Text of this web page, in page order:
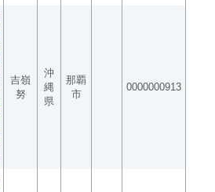
吉嶺
努
沖
縄
県
那覇
市
0000000913